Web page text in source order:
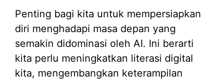
Penting bagi kita untuk mempersiapkan
diri menghadapi masa depan yang
semakin didominasi oleh AI. Ini berarti
kita perlu meningkatkan literasi digital
kita, mengembangkan keterampilan